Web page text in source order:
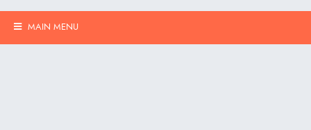
MAIN MENU